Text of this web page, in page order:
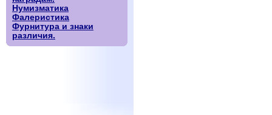
Нумизматика
Фалеристика
Фурнитура и знаки
различия.